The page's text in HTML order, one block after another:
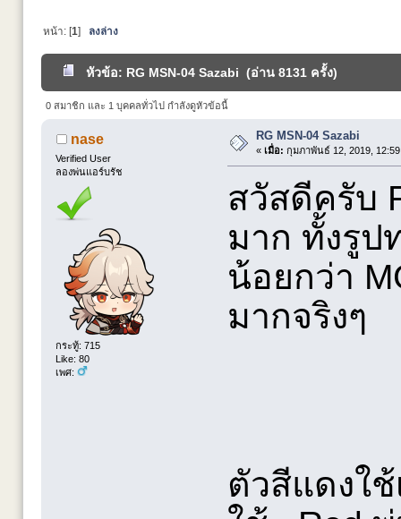
หน้า: [1] ลงล่าง
หัวข้อ: RG MSN-04 Sazabi (อ่าน 8131 ครั้ง)
0 สมาชิก และ 1 บุคคลทั่วไป กำลังดูหัวข้อนี้
nase
Verified User
ลองพ่นแอร์บรัช
กระทู้: 715
Like: 80
เพศ:
RG MSN-04 Sazabi
« เมื่อ: กุมภาพันธ์ 12, 2019,
สวัสดีครับ
มาก ทั้งรูป
น้อยกว่า
มากจริงๆ
ตัวสีแดงใ